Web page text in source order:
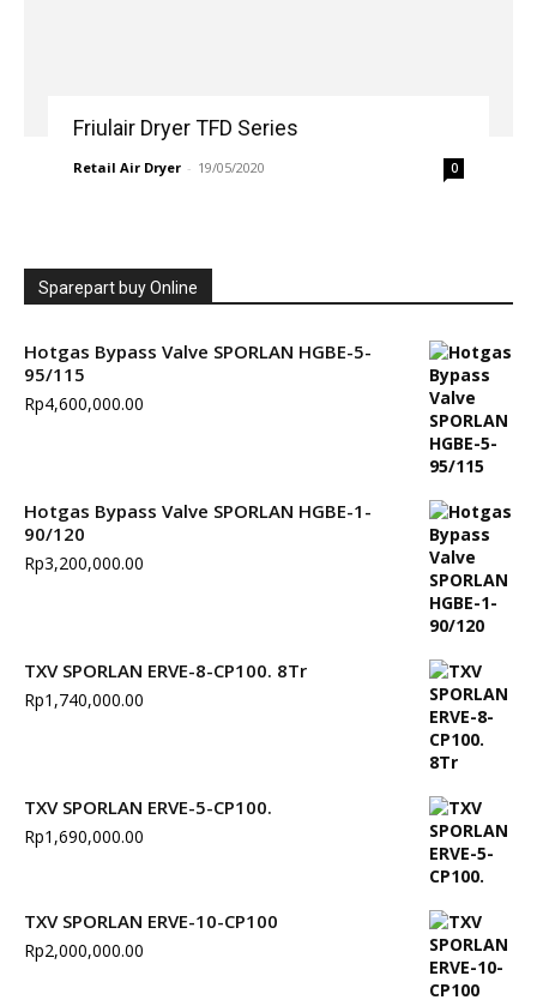
Friulair Dryer TFD Series
Retail Air Dryer - 19/05/2020 0
Sparepart buy Online
Hotgas Bypass Valve SPORLAN HGBE-5-
95/115
Rp4,600,000.00
Hotgas Bypass Valve SPORLAN HGBE-1-
90/120
Rp3,200,000.00
TXV SPORLAN ERVE-8-CP100. 8Tr
Rp1,740,000.00
TXV SPORLAN ERVE-5-CP100.
Rp1,690,000.00
TXV SPORLAN ERVE-10-CP100
Rp2,000,000.00